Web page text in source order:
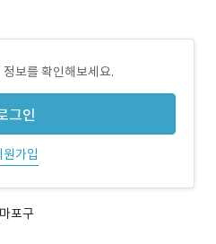
보를 확인해보세요.
그인
원가입
포구